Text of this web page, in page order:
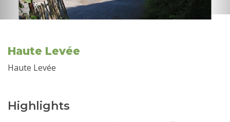
Haute Levée
Haute Levée
Highlights